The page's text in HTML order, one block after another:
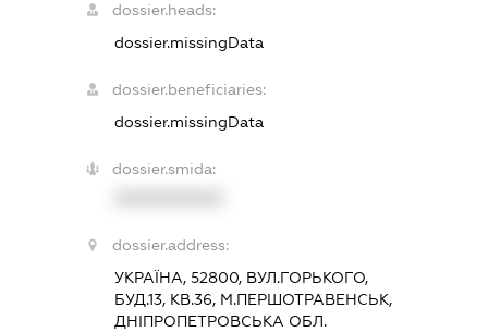
dossier.heads:
dossier.missingData
dossier.beneficiaries:
dossier.missingData
dossier.smida:
dossier.address:
УКРАЇНА, 52800, ВУЛ.ГОРЬКОГО,
БУД.13, КВ.36, М.ПЕРШОТРАВЕНСЬК,
ДНІПРОПЕТРОВСЬКА ОБЛ.